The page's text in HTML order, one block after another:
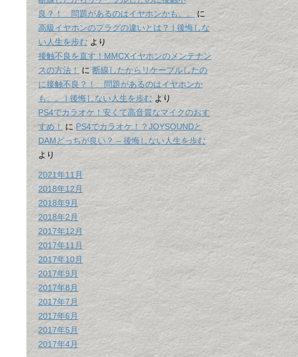
良？！ 問題があるのはイヤホンかも。。
に
高級イヤホンのプラグの違いとは？ | 後悔しな
い人生を歩むより
接触不良を直す！MMCXイヤホンのメンテナン
スの方法！
に 断線したからリケーブルしたの
に接触不良？！ 問題があるのはイヤホンか
も。。 | 後悔しない人生を歩むより
PS4でカラオケ！安くて高音質なマイクのおす
すめ！
に PS4でカラオケ！？JOYSOUNDと
DAMどっちが良い？ – 後悔しない人生を歩む
より
2021年11月
2018年12月
2018年9月
2018年2月
2017年12月
2017年11月
2017年10月
2017年9月
2017年8月
2017年7月
2017年6月
2017年5月
2017年4月